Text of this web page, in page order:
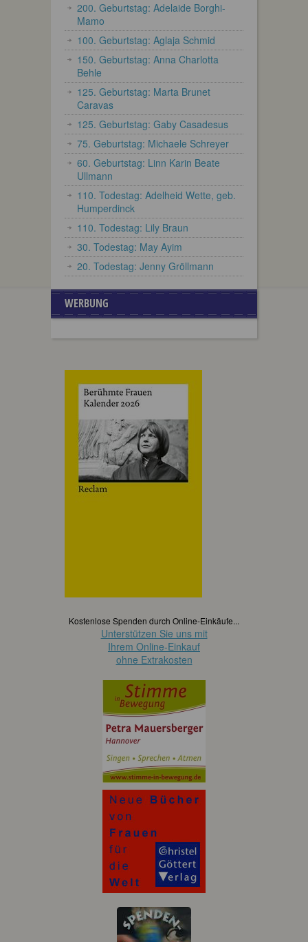
200. Geburtstag: Adelaide Borghi-
Mamo
100. Geburtstag: Aglaja Schmid
150. Geburtstag: Anna Charlotta
Behle
125. Geburtstag: Marta Brunet
Caravas
125. Geburtstag: Gaby Casadesus
75. Geburtstag: Michaele Schreyer
60. Geburtstag: Linn Karin Beate
Ullmann
110. Todestag: Adelheid Wette, geb.
Humperdinck
110. Todestag: Lily Braun
30. Todestag: May Ayim
20. Todestag: Jenny Gröllmann
WERBUNG
Kostenlose Spenden durch Online-Einkäufe...
Unterstützen Sie uns mit
Ihrem Online-Einkauf
ohne Extrakosten